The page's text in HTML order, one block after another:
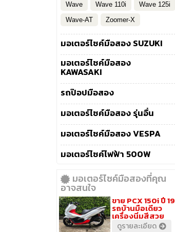
Wave
Wave 110i
Wave 125i
Wave-AT
Zoomer-X
มอเตอร์ไซค์มือสอง SUZUKI
มอเตอร์ไซค์มือสอง
KAWASAKI
รถป๊อปมือสอง
มอเตอร์ไซค์มือสอง รุ่นอื่น
มอเตอร์ไซค์มือสอง VESPA
มอเตอร์ไซค์ไฟฟ้า 500W
มอเตอร์ไซค์มือสองที่คุณ
อาจสนใจ
ขาย PCX 150i ปี 19
รถบ้านมือเดียว
เครื่องนิ่มสีสวย
ดูรายละเอียด